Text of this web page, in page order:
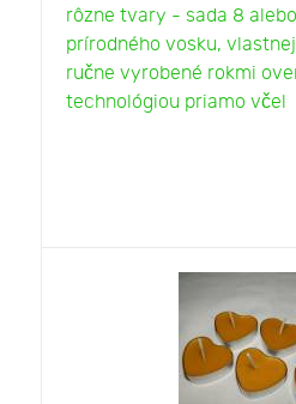
rôzne tvary - sada 8 alebo
prírodného vosku,
ručne vyrobené rokmi
technológiou priamo včel